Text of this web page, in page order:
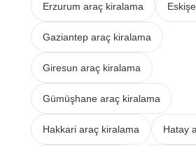
Erzurum araç kiralama
Gaziantep araç kiralama
Giresun araç kiralama
Gümüşhane araç kiralama
Hakkari araç kiralama Hatay